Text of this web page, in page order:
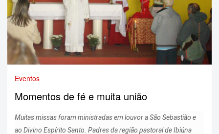
Eventos
Momentos de fé e muita união
Muitas missas foram ministradas em louvor a São Sebastião e
ao Divino Espírito Santo. Padres da região pastoral de Ibiúna